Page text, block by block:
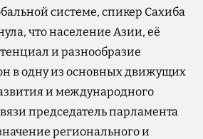
системе, спикер Сахиба
что население Азии, её
и разнообразие
в одну из основных движущих
и международного
председатель парламента
регионального и